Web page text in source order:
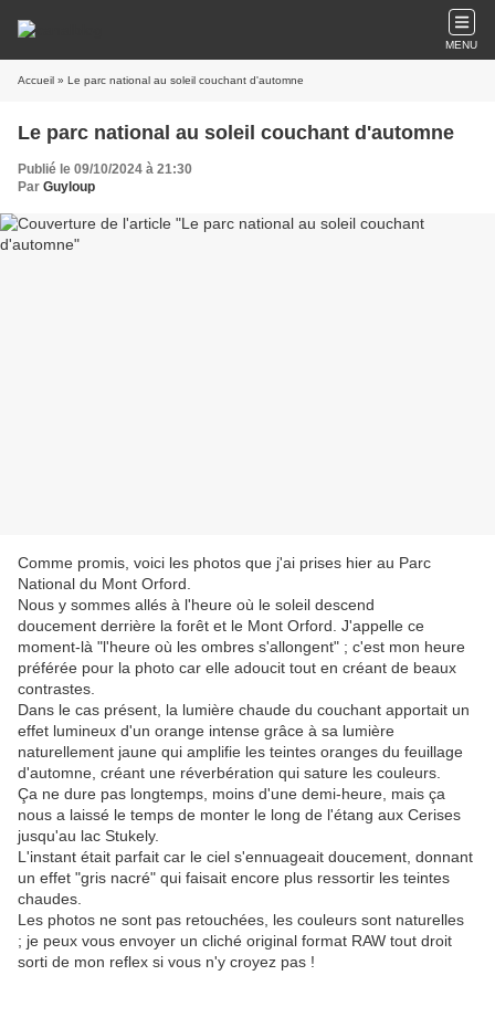
MENU
Accueil » Le parc national au soleil couchant d'automne
Le parc national au soleil couchant d'automne
Publié le 09/10/2024 à 21:30
Par Guyloup
Comme promis, voici les photos que j'ai prises hier au Parc
National du Mont Orford.
Nous y sommes allés à l'heure où le soleil descend
doucement derrière la forêt et le Mont Orford. J'appelle ce
moment-là "l'heure où les ombres s'allongent" ; c'est mon heure
préférée pour la photo car elle adoucit tout en créant de beaux
contrastes.
Dans le cas présent, la lumière chaude du couchant apportait un
effet lumineux d'un orange intense grâce à sa lumière
naturellement jaune qui amplifie les teintes oranges du feuillage
d'automne, créant une réverbération qui sature les couleurs.
Ça ne dure pas longtemps, moins d'une demi-heure, mais ça
nous a laissé le temps de monter le long de l'étang aux Cerises
jusqu'au lac Stukely.
L'instant était parfait car le ciel s'ennuageait doucement, donnant
un effet "gris nacré" qui faisait encore plus ressortir les teintes
chaudes.
Les photos ne sont pas retouchées, les couleurs sont naturelles
; je peux vous envoyer un cliché original format RAW tout droit
sorti de mon reflex si vous n'y croyez pas !